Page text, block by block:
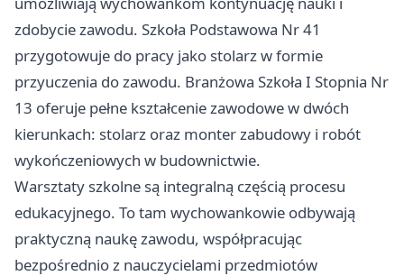
zdobycie zawodu. Szkoła Podstawowa Nr 41
przygotowuje do pracy jako stolarz w formie
przyuczenia do zawodu. Branżowa Szkoła I Stopnia Nr
13 oferuje pełne kształcenie zawodowe w dwóch
kierunkach: stolarz oraz monter zabudowy i robót
wykończeniowych w budownictwie.
Warsztaty szkolne są integralną częścią procesu
edukacyjnego. To tam wychowankowie odbywają
praktyczną naukę zawodu, współpracując
bezpośrednio z nauczycielami przedmiotów